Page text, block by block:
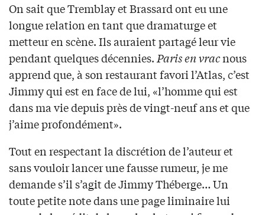
On sait que Tremblay et Brassard ont eu une
longue relation en tant que dramaturge et
metteur en scène. Ils auraient partagé leur vie
pendant quelques décennies.Paris en vracnous
apprend que, à son restaurant favori l’Atlas, c’est
Jimmy qui est en face de lui, «l’homme qui est
dans ma vie depuis près de vingt-neuf ans et que
j’aime profondément».
Tout en respectant la discrétion de l’auteur et
sans vouloir lancer une fausse rumeur, je me
demande s’il s’agit de Jimmy Théberge… Un
toute petite note dans une page liminaire lui